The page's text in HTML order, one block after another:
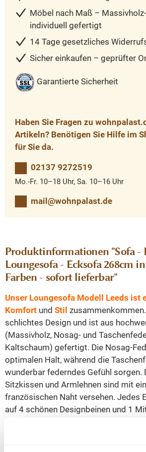
Möbel nach Maß –
individuell gefertigt
14 Tage gesetzliches
Sicher einkaufen – geprüfter
Garantierte Sicherheit
Haben Sie Fragen zu
Artikeln? Benötigen Sie Hilfe im
für Sie da.
02137 9272519
Mo.-Fr. 10–18 Uhr, Sa. 10–16 Uhr
mail@wohnpalast.de
Produktinformationen "Sofa -
Loungesofa - Ecksofa 268cm
Farben - sofort lieferbar"
Unser Loungesofa Modell Leeds ist
Komfort und Stil
schlichtes Design und ist aus
(Massivholz, Nosag- und
Kaltschaum) gefertigt. Die Nosag-
optimalen Halt, während die
wunderbar federndes Gefühl sorgen.
Sitzkissen und Armlehnen sind mit
französischen Naht versehen. Jedes
auf 4 schönen Designbeinen und 1
Das Sofa Leeds ist in 7